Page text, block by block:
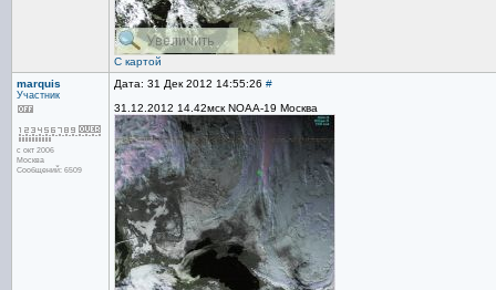
С картой
marquis
Участник
с окт 2006
Москва
Сообщений: 6509
Дата: 31 Дек 2012 14:55:26 #
31.12.2012 14.42мск NOAA-19 Москва